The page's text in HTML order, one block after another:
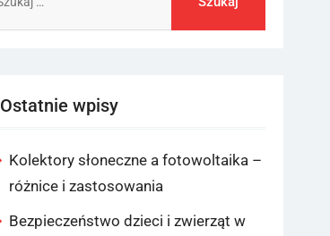
Ostatnie wpisy
Kolektory słoneczne a fotowoltaika –
różnice i zastosowania
Bezpieczeństwo dzieci i zwierząt w